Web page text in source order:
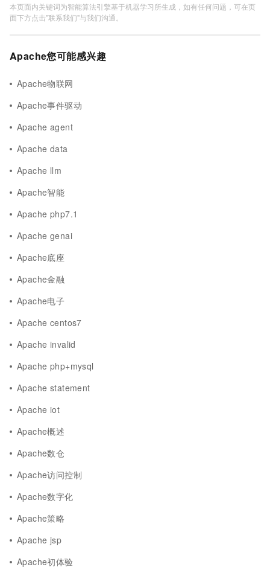
本页面内关键词为智能算法引擎基于机器学习所生成，如有任何问题，可在页
面下方点击"联系我们"与我们沟通。
Apache您可能感兴趣
Apache物联网
Apache事件驱动
Apache agent
Apache data
Apache llm
Apache智能
Apache php7.1
Apache genai
Apache底座
Apache金融
Apache电子
Apache centos7
Apache invalid
Apache php+mysql
Apache statement
Apache iot
Apache概述
Apache数仓
Apache访问控制
Apache数字化
Apache策略
Apache jsp
Apache初体验